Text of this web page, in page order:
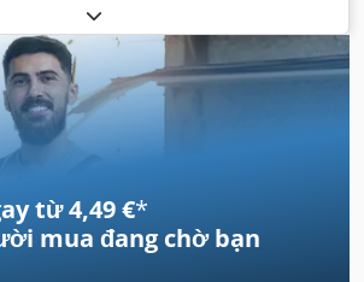
từ 4,49 €*
mua đang chờ bạn